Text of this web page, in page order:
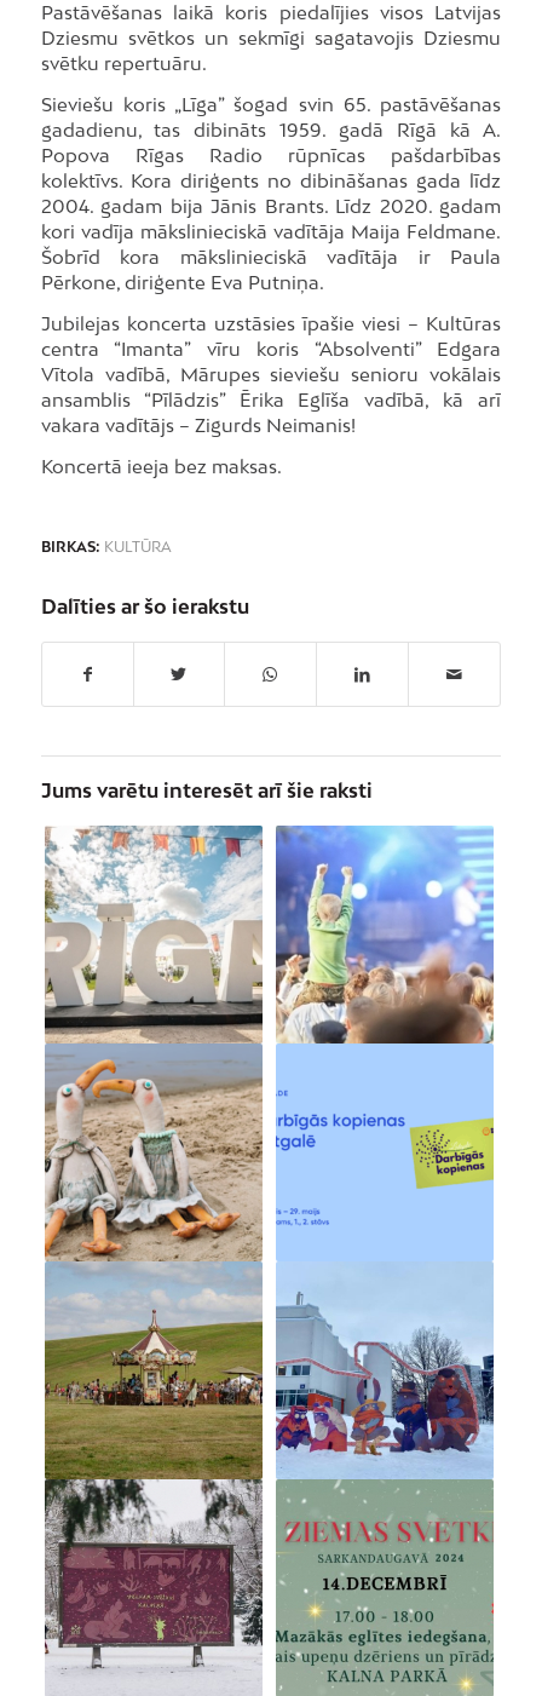
Pastāvēšanas laikā koris piedalījies visos Latvijas
Dziesmu svētkos un sekmīgi sagatavojis Dziesmu
svētku repertuāru.
Sieviešu koris „Līga” šogad svin 65. pastāvēšanas
gadadienu, tas dibināts 1959. gadā Rīgā kā A.
Popova Rīgas Radio rūpnīcas pašdarbības
kolektīvs. Kora diriģents no dibināšanas gada līdz
2004. gadam bija Jānis Brants. Līdz 2020. gadam
kori vadīja mākslinieciskā vadītāja Maija Feldmane.
Šobrīd kora mākslinieciskā vadītāja ir Paula
Pērkone, diriģente Eva Putniņa.
Jubilejas koncerta uzstāsies īpašie viesi – Kultūras
centra “Imanta” vīru koris “Absolventi” Edgara
Vītola vadībā, Mārupes sieviešu senioru vokālais
ansamblis “Pīlādzis” Ērika Eglīša vadībā, kā arī
vakara vadītājs – Zigurds Neimanis!
Koncertā ieeja bez maksas.
BIRKAS: KULTŪRA
Dalīties ar šo ierakstu
Jums varētu interesēt arī šie raksti